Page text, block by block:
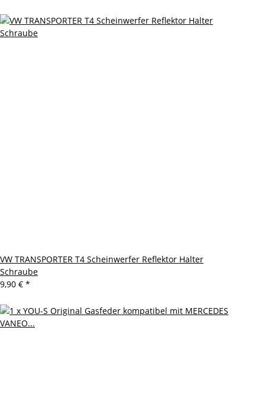
VW TRANSPORTER T4 Scheinwerfer Reflektor Halter
Schraube
9,90 € *